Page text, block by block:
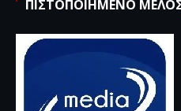
ΠΙΣΤΟΠΟΙΗΜΕΝΟ